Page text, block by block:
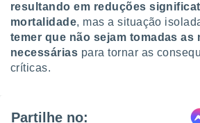
resultando em reduções
mortalidade, mas a situação
temer que não sejam tomadas as
necessárias para tornar as
críticas.
Partilhe no: